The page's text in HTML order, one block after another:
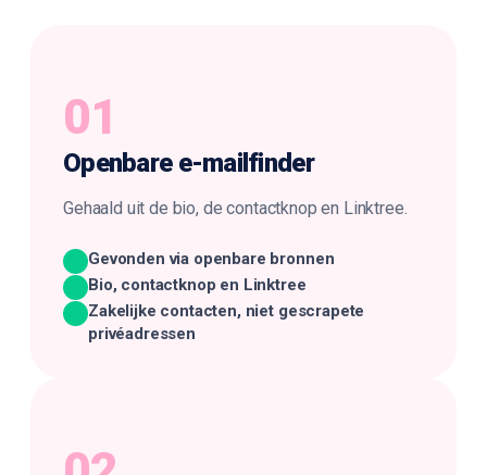
01
Openbare e-mailfinder
Gehaald uit de bio, de contactknop en Linktree.
Gevonden via openbare bronnen
Bio, contactknop en Linktree
Zakelijke contacten, niet gescrapete
privéadressen